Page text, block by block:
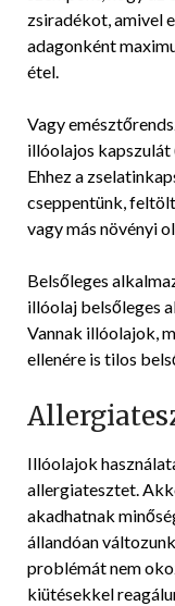
zsiradékot, amivel
adagonként
étel.
Vagy
illóolajos
Ehhez a
cseppentünk,
vagy más növényi
Belsőleges
illóolaj belsőleges
Vannak illóolajok,
ellenére is tilos
Illóolajok
allergiatesztet.
akadhatnak
állandóan
problémát nem
kiütésekkel